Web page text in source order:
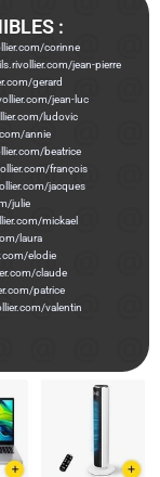
:
corinne
jean-pierre
gerard
jean-luc
ludovic
annie
beatrice
françois
jacques
julie
mickael
laura
elodie
claude
patrice
valentin